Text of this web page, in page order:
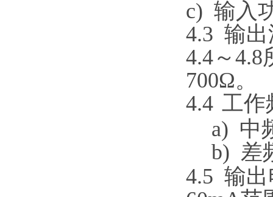
c) 输入
4.3 输
4.4～
700Ω。
4.4 工作
a) 中
b) 差
4.5 输